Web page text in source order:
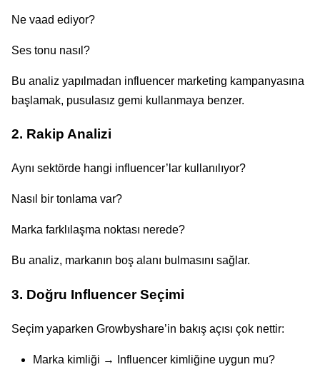
Ne vaad ediyor?
Ses tonu nasıl?
Bu analiz yapılmadan influencer marketing kampanyasına
başlamak, pusulasız gemi kullanmaya benzer.
2. Rakip Analizi
Aynı sektörde hangi influencer’lar kullanılıyor?
Nasıl bir tonlama var?
Marka farklılaşma noktası nerede?
Bu analiz, markanın boş alanı bulmasını sağlar.
3. Doğru Influencer Seçimi
Seçim yaparken Growbyshare’in bakış açısı çok nettir:
Marka kimliği → Influencer kimliğine uygun mu?